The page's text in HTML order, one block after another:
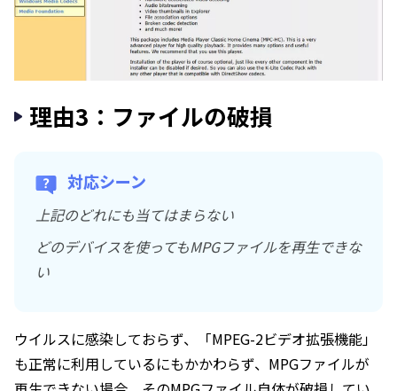
理由3：ファイルの破損
対応シーン
上記のどれにも当てはまらない
どのデバイスを使ってもMPGファイルを再生できな
い
ウイルスに感染しておらず、「MPEG-2ビデオ拡張機能」
も正常に利用しているにもかかわらず、MPGファイルが